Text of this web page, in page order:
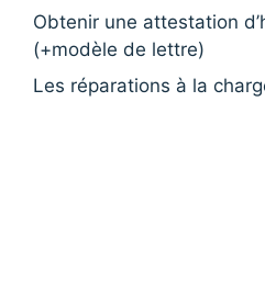
Obtenir une attestation
(+modèle de lettre)
Les réparations à la